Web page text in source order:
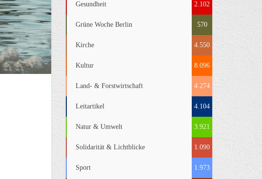
Gesundheit 2.102
Grüne Woche Berlin 570
Kirche 4.550
Kultur 8.096
Land- & Forstwirtschaft 4.274
Leitartikel 4.104
Natur & Umwelt 3.921
Solidarität & Lichtblicke 1.090
Sport 1.973